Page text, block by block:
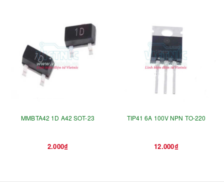
MMBTA42 1D A42 SOT-23
2.000₫
TIP41 6A 100V NPN TO-220
12.000₫